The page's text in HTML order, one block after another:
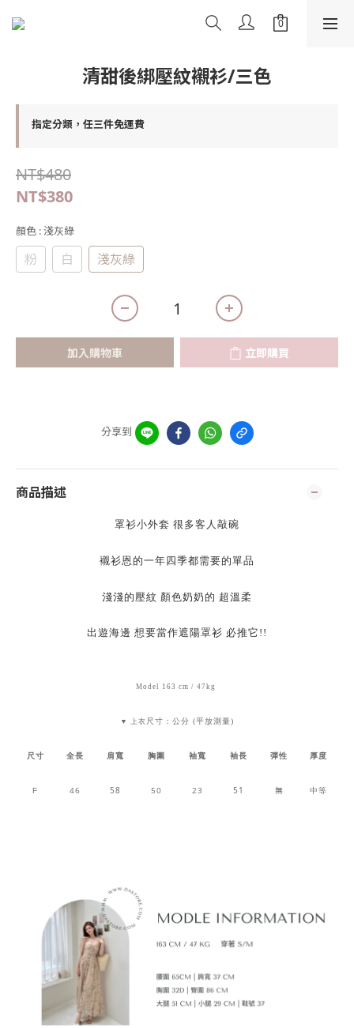
清甜後綁壓紋襯衫/三色
指定分類，任三件免運費
NT$480
NT$380
顏色 : 淺灰綠
粉 白 淺灰綠
加入購物車 立即購買
分享到
商品描述
罩衫小外套 很多客人敲碗
襯衫恩的一年四季都需要的單品
淺淺的壓紋 顏色奶奶的 超溫柔
出遊海邊 想要當作遮陽罩衫 必推它!!
Model 163 cm / 47kg
▼ 上衣 尺寸：公分 (平放測量)
尺寸 全長 肩寬 胸圍 袖寬 袖長 彈性 厚度
F 46 58 50 23 51 無 中等